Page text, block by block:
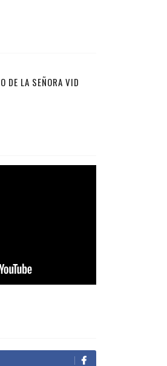
DE LA SEÑORA VID